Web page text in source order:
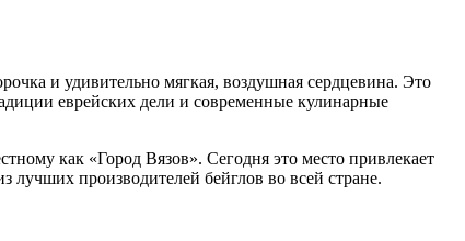
и удивительно мягкая, воздушная сердцевина. Это
еврейских дели и современные кулинарные
как «Город Вязов». Сегодня это место привлекает
лучших производителей бейглов во всей стране.